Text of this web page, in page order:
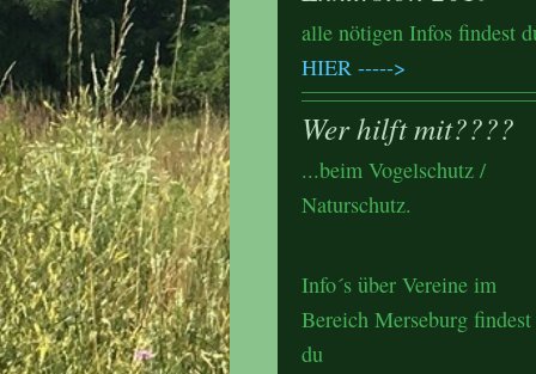
alle nötigen Infos findest
HIER ----->
Wer hilft mit????
...beim Vogelschutz /
Naturschutz.
Info´s über Vereine im
Bereich Merseburg findest
du